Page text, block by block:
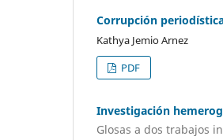
Corrupción
Kathya Jemio Arnez
PDF
Investigación
Glosas a dos trabajos